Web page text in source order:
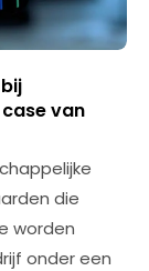
case van
die
worden
onder een